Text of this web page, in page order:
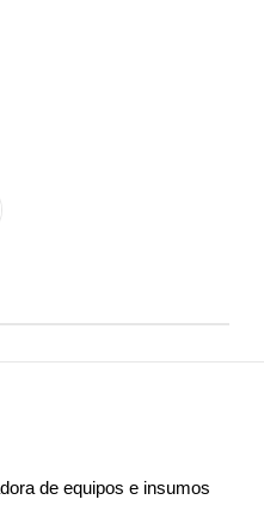
de equipos e insumos